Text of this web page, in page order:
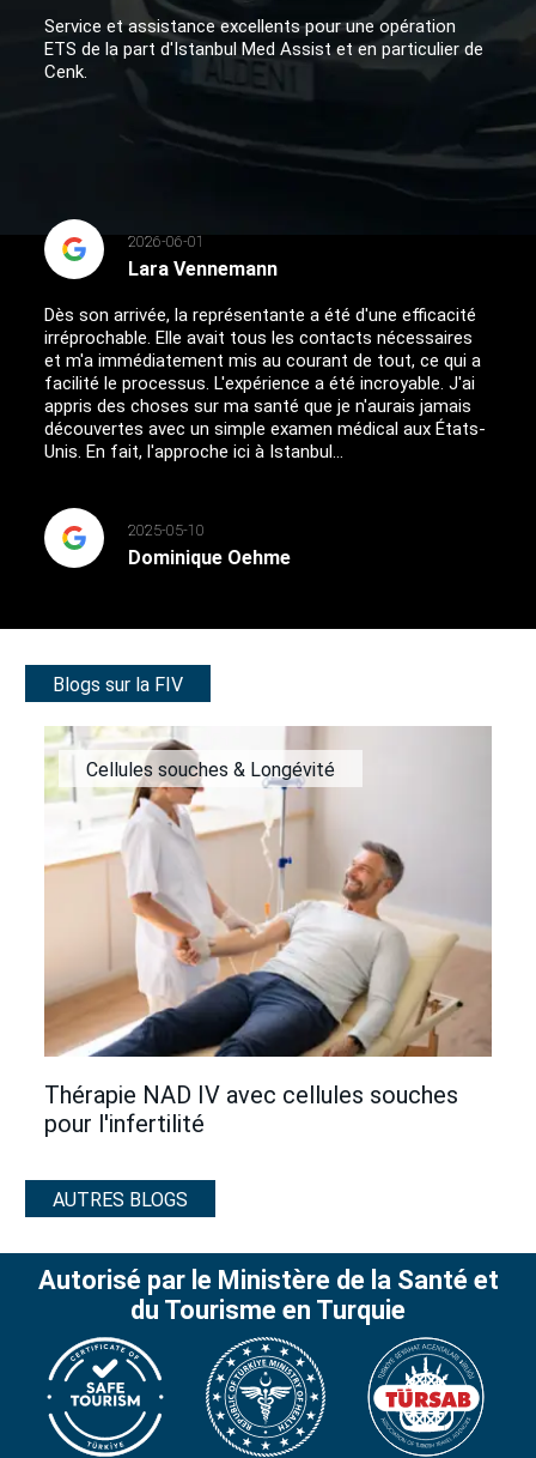
Service et assistance excellents pour une opération
ETS de la part d'Istanbul Med Assist et en particulier de
Cenk.
2026-06-01
Lara Vennemann
Dès son arrivée, la représentante a été d'une efficacité
irréprochable. Elle avait tous les contacts nécessaires
et m'a immédiatement mis au courant de tout, ce qui a
facilité le processus. L'expérience a été incroyable. J'ai
appris des choses sur ma santé que je n'aurais jamais
découvertes avec un simple examen médical aux États-
Unis. En fait, l'approche ici à Istanbul...
2025-05-10
Dominique Oehme
Blogs sur la FIV
Thérapie NAD IV avec cellules souches
pour l'infertilité
Cellules souches & Longévité
AUTRES BLOGS
Autorisé par le Ministère de la Santé et
du Tourisme en Turquie